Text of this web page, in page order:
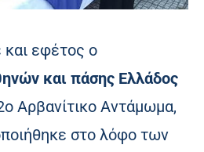
εφέτος ο
και πάσης Ελλάδος
Αρβανίτικο Αντάμωμα,
στο λόφο των